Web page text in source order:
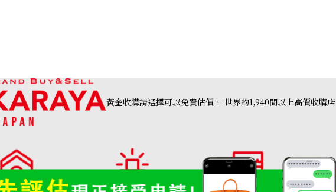
HKD 93,100.60
黃金收購請選擇可以免費估價、 世界約1,940間以上高價收購店